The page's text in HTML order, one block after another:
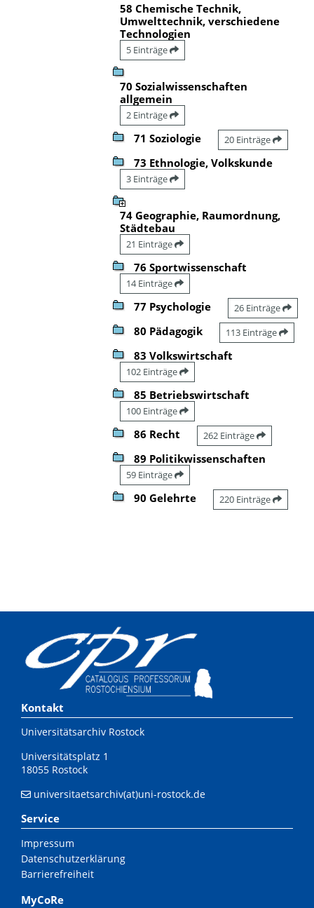
58 Chemische Technik,
Umwelttechnik, verschiedene
Technologien
5 Einträge
70 Sozialwissenschaften
allgemein
2 Einträge
71 Soziologie 20 Einträge
73 Ethnologie, Volkskunde
3 Einträge
74 Geographie, Raumordnung,
Städtebau
21 Einträge
76 Sportwissenschaft
14 Einträge
77 Psychologie 26 Einträge
80 Pädagogik 113 Einträge
83 Volkswirtschaft
102 Einträge
85 Betriebswirtschaft
100 Einträge
86 Recht 262 Einträge
89 Politikwissenschaften
59 Einträge
90 Gelehrte 220 Einträge
Kontakt
Universitätsarchiv Rostock
Universitätsplatz 1
18055 Rostock
universitaetsarchiv(at)uni-rostock.de
Service
Impressum
Datenschutzerklärung
Barrierefreiheit
MyCoRe